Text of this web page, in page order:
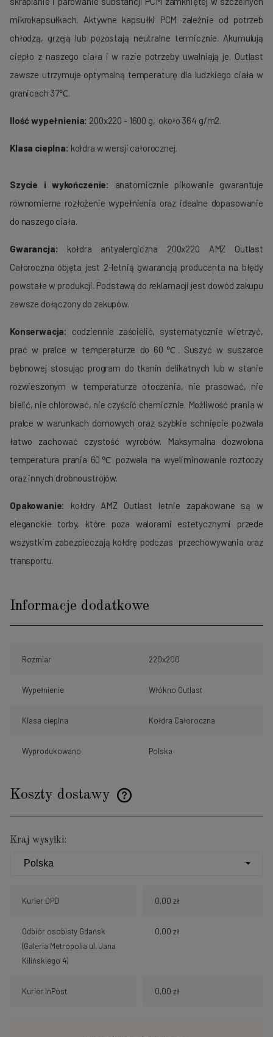
mikrokapsułkach. Aktywne kapsułki PCM zależnie od potrzeb
chłodzą, grzeją lub pozostają neutralne termicznie. Akumulują
ciepło z naszego ciała i w razie potrzeby uwalniają je. Outlast
zawsze utrzymuje optymalną temperaturę dla ludzkiego ciała w
granicach 37℃.
Ilość wypełnienia: 200x220 - 1600 g, około 364 g/m2.
Klasa cieplna: kołdra w wersji całorocznej.
Szycie i wykończenie: anatomicznie
pikowanie gwarantuje
równomierne rozłożenie wypełnienia oraz idealne dopasowanie
do naszego ciała.
Gwarancja: kołdra antyalergiczna 200x220 AMZ Outlast
Całoroczna objęta jest 2-letnią gwarancją producenta na błędy
powstałe w produkcji. Podstawą do reklamacji jest dowód zakupu
zawsze dołączony do zakupów.
Konserwacja: codziennie zaścielić, systematycznie wietrzyć,
prać w pralce w temperaturze do 60℃. Suszyć w suszarce
bębnowej stosując program do tkanin delikatnych lub w stanie
rozwieszonym w temperaturze otoczenia, nie prasować, nie
bielić, nie chlorować, nie czyścić chemicznie. Możliwość prania w
pralce w warunkach domowych oraz szybkie schnięcie pozwala
łatwo zachować czystość wyrobów. Maksymalna dozwolona
temperatura prania 60℃ pozwala na wyeliminowanie roztoczy
oraz innych drobnoustrojów.
Opakowanie: kołdry AMZ Outlast letnie zapakowane są w
eleganckie torby, które poza walorami estetycznymi przede
wszystkim zabezpieczają kołdrę podczas przechowywania oraz
transportu.
Informacje dodatkowe
Rozmiar 220x200
Wypełnienie Włókno Outlast
Klasa cieplna Kołdra Całoroczna
Wyprodukowano Polska
Koszty dostawy
Cena nie zawiera ewentualnych kosztów płatności
Kraj wysyłki:
Kurier DPD 0,00 zł
Odbiór osobisty Gdańsk
(Galeria Metropolia ul. Jana
Kilińskiego 4)
0,00 zł
Kurier InPost 0,00 zł